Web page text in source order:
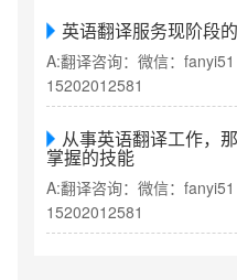
英语翻译服务现阶段
A:翻译咨询：微信：fanyi51
15202012581
从事英语翻译工作，
掌握的技能
A:翻译咨询：微信：fanyi51
15202012581